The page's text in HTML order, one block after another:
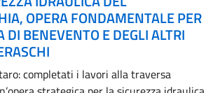
OPERA FONDAMENTALE PER
DI BENEVENTO E DEGLI ALTRI
completati i lavori alla traversa